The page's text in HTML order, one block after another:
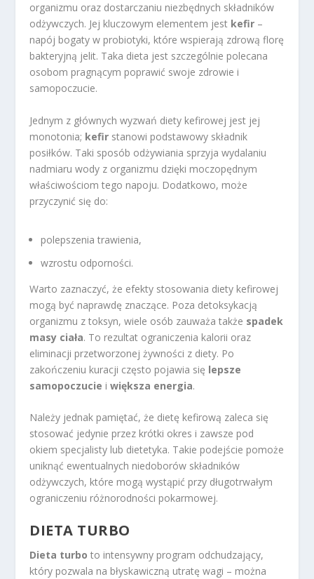
organizmu oraz dostarczaniu niezbędnych składników
odżywczych. Jej kluczowym elementem jest kefir –
napój bogaty w probiotyki, które wspierają zdrową florę
bakteryjną jelit. Taka dieta jest szczególnie polecana
osobom pragnącym poprawić swoje zdrowie i
samopoczucie.
Jednym z głównych wyzwań diety kefirowej jest jej
monotonia; kefir stanowi podstawowy składnik
posiłków. Taki sposób odżywiania sprzyja wydalaniu
nadmiaru wody z organizmu dzięki moczopędnym
właściwościom tego napoju. Dodatkowo, może
przyczynić się do:
polepszenia trawienia,
wzrostu odporności.
Warto zaznaczyć, że efekty stosowania diety kefirowej
mogą być naprawdę znaczące. Poza detoksykacją
organizmu z toksyn, wiele osób zauważa także spadek
masy ciała. To rezultat ograniczenia kalorii oraz
eliminacji przetworzonej żywności z diety. Po
zakończeniu kuracji często pojawia się lepsze
samopoczucie iwiększa energia.
Należy jednak pamiętać, że dietę kefirową zaleca się
stosować jedynie przez krótki okres i zawsze pod
okiem specjalisty lub dietetyka. Takie podejście pomoże
uniknąć ewentualnych niedoborów składników
odżywczych, które mogą wystąpić przy długotrwałym
ograniczeniu różnorodności pokarmowej.
DIETA TURBO
Dieta turbo to intensywny program odchudzający,
który pozwala na błyskawiczną utratę wagi – można